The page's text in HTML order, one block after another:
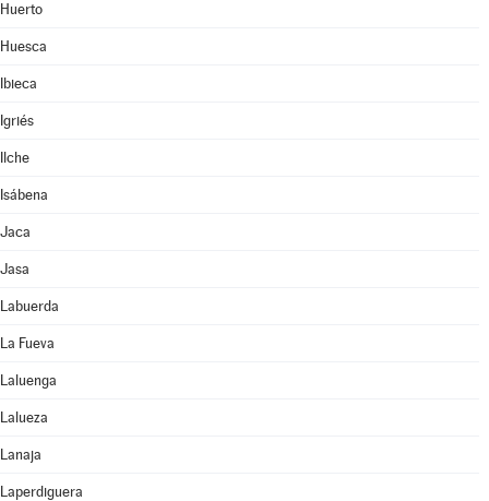
Huerto
Huesca
Ibieca
Igriés
Ilche
Isábena
Jaca
Jasa
Labuerda
La Fueva
Laluenga
Lalueza
Lanaja
Laperdiguera